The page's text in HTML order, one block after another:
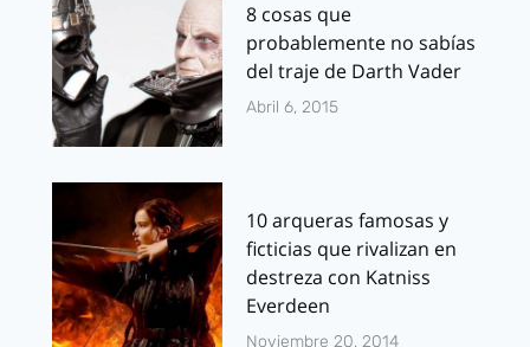
8 cosas que
probablemente no sabías
del traje de Darth Vader
Abril 6, 2015
10 arqueras famosas y
ficticias que rivalizan en
destreza con Katniss
Everdeen
Noviembre 20, 2014